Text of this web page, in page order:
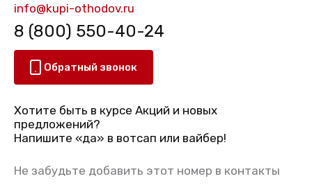
info@kupi-othodov.ru
8 (800) 550-40-24
Обратный звонок
Хотите быть в курсе Акций и новых
предложений?
Напишите «да» в вотсап или вайбер!
Не забудьте добавить этот номер в контакты